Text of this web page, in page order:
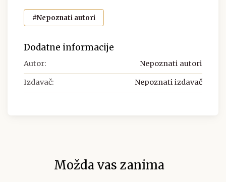
#Nepoznati autori
Dodatne informacije
Autor: Nepoznati autori
Izdavač: Nepoznati izdavač
Možda vas zanima